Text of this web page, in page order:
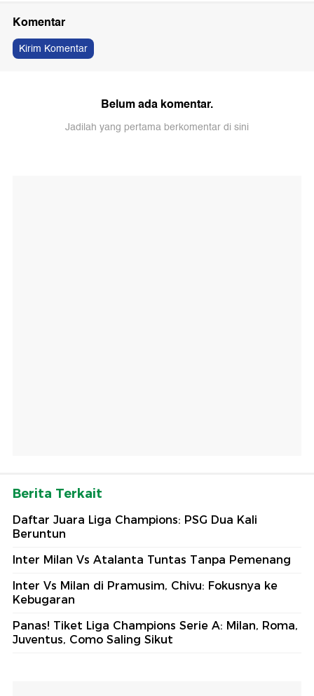
Komentar
Kirim Komentar
Belum ada komentar.
Jadilah yang pertama berkomentar di sini
Berita Terkait
Daftar Juara Liga Champions: PSG Dua Kali
Beruntun
Inter Milan Vs Atalanta Tuntas Tanpa Pemenang
Inter Vs Milan di Pramusim, Chivu: Fokusnya ke
Kebugaran
Panas! Tiket Liga Champions Serie A: Milan, Roma,
Juventus, Como Saling Sikut